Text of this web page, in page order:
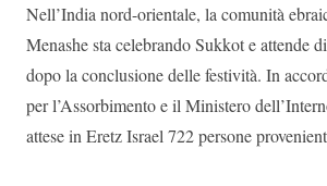
Nell’India nord-orientale, la comunità
Menashe sta celebrando Sukkot e attende
dopo la conclusione delle festività. In
per l’Assorbimento e il Ministero
attese in Eretz Israel 722 persone